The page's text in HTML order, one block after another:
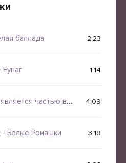
баллада 2:23
Еунаг 1:14
частью вселенной 4:09
- Белые Ромашки 3:19